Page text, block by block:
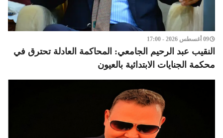
09 أغسطس 2026 - 17:00
النقيب عبد الرحيم الجامعي: المحاكمة العادلة تحترق في
محكمة الجنايات الابتدائية بالعيون